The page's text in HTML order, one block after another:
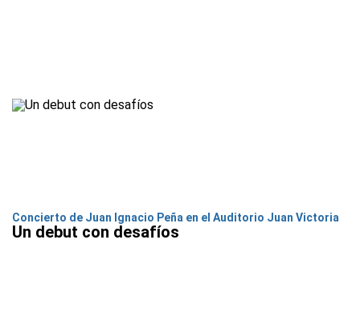
Concierto de Juan Ignacio Peña en el Auditorio Juan Victoria
Un debut con desafíos